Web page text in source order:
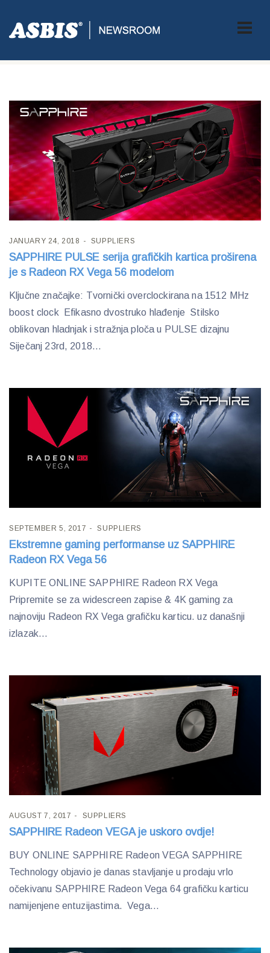
Tag:Sapphire
JANUARY 24, 2018 SUPPLIERS
SAPPHIRE PULSE serija grafičkih kartica proširena
je s Radeon RX Vega 56 modelom
Ključne značajke: Tvornički overclockirana na 1512 MHz
boost clock Efikasno dvostruko hlađenje Stilsko
oblikovan hladnjak i stražnja ploča u PULSE dizajnu
Siječanj 23rd, 2018...
SEPTEMBER 5, 2017 SUPPLIERS
Ekstremne gaming performanse uz SAPPHIRE
Radeon RX Vega 56
KUPITE ONLINE SAPPHIRE Radeon RX Vega
Pripremite se za widescreen zapise & 4K gaming za
najnoviju Radeon RX Vega grafičku karticu. uz današnji
izlazak...
AUGUST 7, 2017 SUPPLIERS
SAPPHIRE Radeon VEGA je uskoro ovdje!
BUY ONLINE SAPPHIRE Radeon VEGA SAPPHIRE
Technology objavio je danas stavljanje u prodaju vrlo
očekivanu SAPPHIRE Radeon Vega 64 grafičku karticu
namijenjene entuzijastima. Vega...